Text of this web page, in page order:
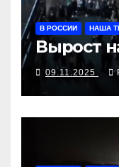
В РОССИИ НАША
Вырост
09.11.2025